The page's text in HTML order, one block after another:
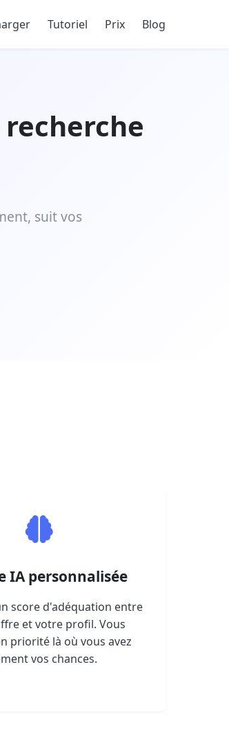
Tutoriel Prix Blog
suit vos
IA personnalisée
score d'adéquation entre
et votre profil. Vous
priorité là où vous avez
vos chances.